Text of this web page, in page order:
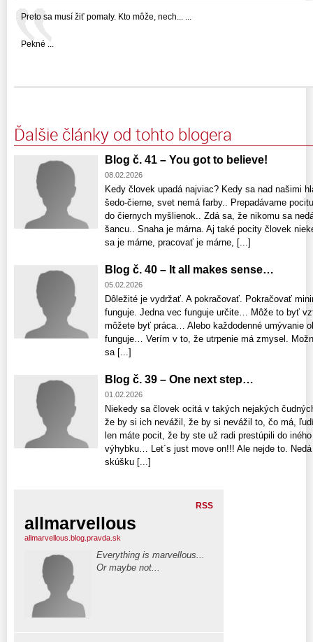
Preto sa musí žiť pomaly. Kto môže, nech... ...
Pekné ...
Ďalšie články od tohto blogera
Blog č. 41 – You got to believe!
08.02.2026
Kedy človek upadá najviac? Kedy sa nad našimi
šedo-čierne, svet nemá farby.. Prepadávame
do čiernych myšlienok.. Zdá sa, že nikomu sa
šancu.. Snaha je márna. Aj také pocity človek
sa je márne, pracovať je márne, [...]
Blog č. 40 – It all makes sense…
05.02.2026
Dôležité je vydržať. A pokračovať. Pokračovať
funguje. Jedna vec funguje určite… Môže to byť
môžete byť práca… Alebo každodenné umývanie
funguje… Verím v to, že utrpenie má zmysel.
sa [...]
Blog č. 39 – One next step…
01.02.2026
Niekedy sa človek ocitá v takých nejakých
že by si ich nevážil, že by si nevážil to, čo má,
len máte pocit, že by ste už radi prestúpili do
výhybku… Let´s just move on!!! Ale nejde to.
skúšku [...]
RSS
allmarvellous
allmarvellous.blog.pravda.sk
Everything is marvellous...
Or maybe not...